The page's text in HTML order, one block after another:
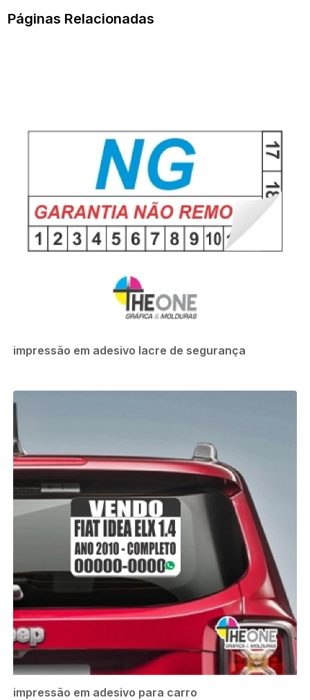
Páginas Relacionadas
impressão em adesivo lacre de segurança
impressão em adesivo para carro